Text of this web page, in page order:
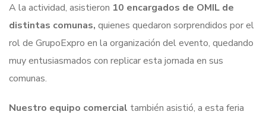
A la actividad, asistieron 10 encargados de OMIL de
distintas comunas, quienes quedaron sorprendidos por el
rol de GrupoExpro en la organización del evento, quedando
muy entusiasmados con replicar esta jornada en sus
comunas.
Nuestro equipo comercial también asistió, a esta feria